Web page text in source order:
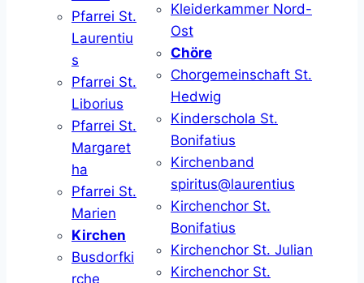
Pfarrei St.
Laurentiu
s
Pfarrei St.
Liborius
Pfarrei St.
Margaret
ha
Pfarrei St.
Marien
Kirchen
Busdorfki
rche
Kleiderkammer Nord-
Ost
Chöre
Chorgemeinschaft St.
Hedwig
Kinderschola St.
Bonifatius
Kirchenband
spiritus@laurentius
Kirchenchor St.
Bonifatius
Kirchenchor St. Julian
Kirchenchor St.